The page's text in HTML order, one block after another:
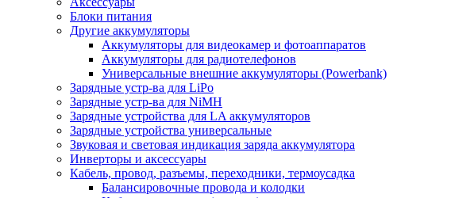
Блоки питания
Другие аккумуляторы
Аккумуляторы для видеокамер и фотоаппаратов
Аккумуляторы для радиотелефонов
Универсальные внешние аккумуляторы (Powerbank)
Зарядные устр-ва для LiPo
Зарядные устр-ва для NiMH
Зарядные устройства для LA аккумуляторов
Зарядные устройства универсальные
Звуковая и световая индикация заряда аккумулятора
Инверторы и аксессуары
Кабель, провод, разъемы, переходники, термоусадка
Балансировочные провода и колодки